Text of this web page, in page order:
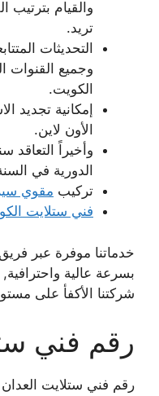
والقيام بترتيب
تريد.
التحديثات
وجميع القنوات
الكويت.
إمكانية تجديد
الأون لاين.
وأخيراً التعاقد
الدورية في
تركيب مقوي
فني ستلايت
خدماتنا موفرة عبر
بسرعة عالية
شركتنا الأكفأ على
رقم فني
رقم فني ستلايت